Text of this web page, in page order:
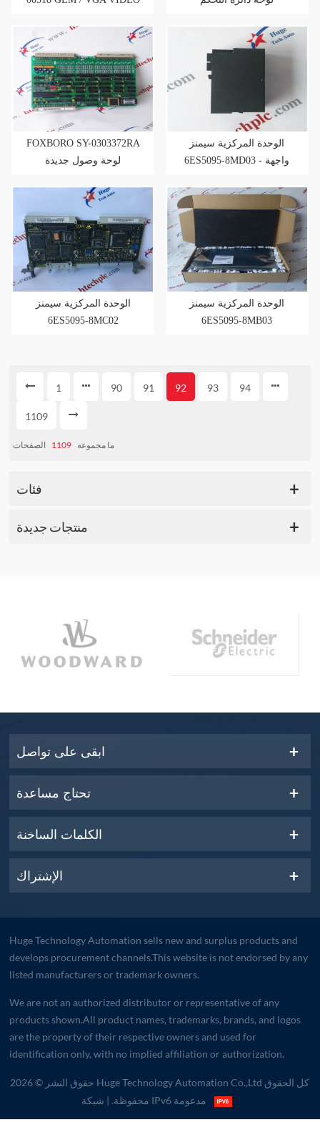
FOXBORO SY-0303372RA
لوحة وصول جديدة
الوحدة المركزية سيمنز
6ES5095-8MD03 - واجهة
الوحدة المركزية سيمنز
6ES5095-8MC02
الوحدة المركزية سيمنز
6ES5095-8MB03
1 90 91 92 93 94
1109
ما مجموعه 1109 الصفحات
فئات
منتجات جديدة
ابقى على تواصل
تحتاج مساعدة
الكلمات الساخنة
الإشتراك
Huge Technology Automation sells new and surplus products and
develops procurement channels.This website is not endorsed by any
listed manufacturers or trademark owners.
We are not an authorized distributor or representative of any
products shown.All product names, trademarks, brands, and logos
are the property of their respective owners and used for
identification only, with no implied affiliation or authorization.
حقوق النشر © 2026 Huge Technology Automation Co.,Ltd كل الحقوق
محفوظة.